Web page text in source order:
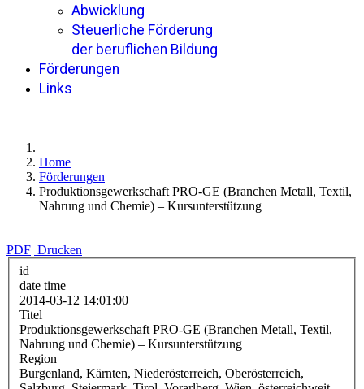
Abwicklung
Steuerliche Förderung
der beruflichen Bildung
Förderungen
Links
Home
Förderungen
Produktionsgewerkschaft PRO-GE (Branchen Metall, Textil,
Nahrung und Chemie) – Kursunterstützung
PDF Drucken
id
date time
2014-03-12 14:01:00
Titel
Produktionsgewerkschaft PRO-GE (Branchen Metall, Textil,
Nahrung und Chemie) – Kursunterstützung
Region
Burgenland, Kärnten, Niederösterreich, Oberösterreich,